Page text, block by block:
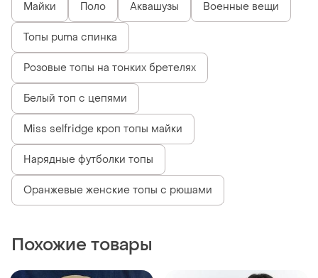
Майки Поло Аквашузы Военные вещи
Топы puma спинка
Розовые топы на тонких бретелях
Белый топ с цепями
Miss selfridge кроп топы майки
Нарядные футболки топы
Оранжевые женские топы с рюшами
Похожие товары